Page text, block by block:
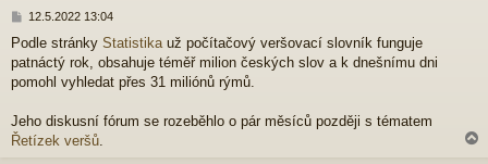
P
í
s
p
v
e
k
12.5.2022 13:04
Podle stránky Statistikauž počítačový veršovací slovník funguje
patnáctý rok, obsahuje téměř milion českých slov a k dnešnímu dni
pomohl vyhledat přes 31 miliónů rýmů.
Jeho diskusní fórum se rozeběhlo o pár měsíců později s tématem
Řetízek veršů.